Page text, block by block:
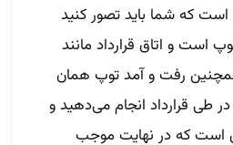
که شما باید تصور کنید
است و اتاق قرارداد مانند
رفت و آمد توپ همان
طی قرارداد انجام می‌دهید و
است که در نهایت موجب